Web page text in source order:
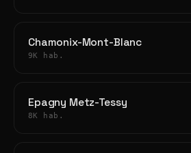
Chamonix-Mont-Blanc
9K hab.
Epagny Metz-Tessy
8K hab.